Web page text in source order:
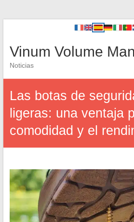
Vinum Volume
Noticias
Las botas de
ligeras: una ventaja
comodidad y el